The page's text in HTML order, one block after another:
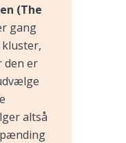
(The
gang
kluster,
den er
altså